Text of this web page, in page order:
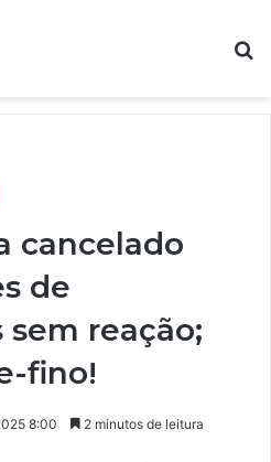
cancelado
de
reação;
fino!
8:00 2 minutos de leitura